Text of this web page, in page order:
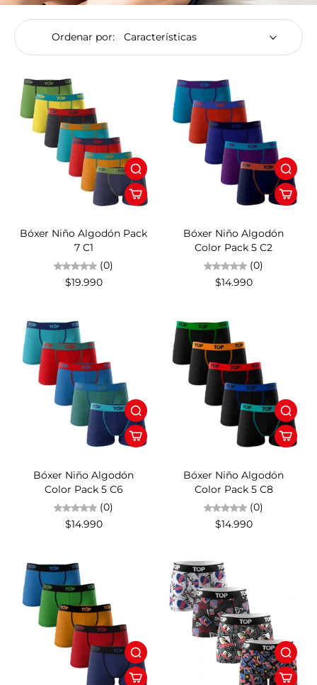
Ordenar por:
Bóxer Niño Algodón Pack
7 C1
(0)
$19.990
Bóxer Niño Algodón
Color Pack 5 C2
(0)
$14.990
Bóxer Niño Algodón
Color Pack 5 C6
(0)
$14.990
Bóxer Niño Algodón
Color Pack 5 C8
(0)
$14.990